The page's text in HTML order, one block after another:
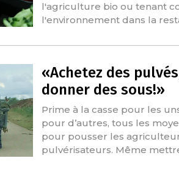
l'agriculture bio ou tenant
l'environnement dans la
«Achetez des
donner des sous!»
Prime à la casse pour les
pour d’autres, tous les
pour pousser les
pulvérisateurs. Même